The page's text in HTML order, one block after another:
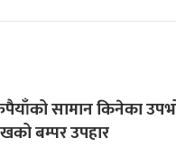
सामान किनेका
बम्पर उपहार